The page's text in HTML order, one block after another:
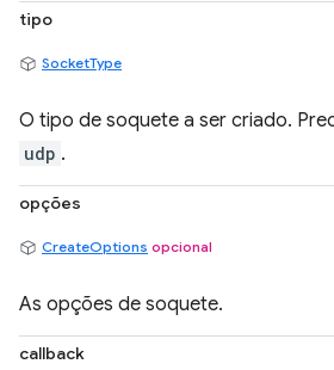
tipo
SocketType
O tipo de soquete a ser criado.
udp .
opções
CreateOptions opcional
As opções de soquete.
callback